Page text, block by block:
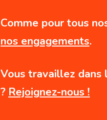
Comme pour tous
nos engagements.
Vous travaillez
? Rejoignez-nous !